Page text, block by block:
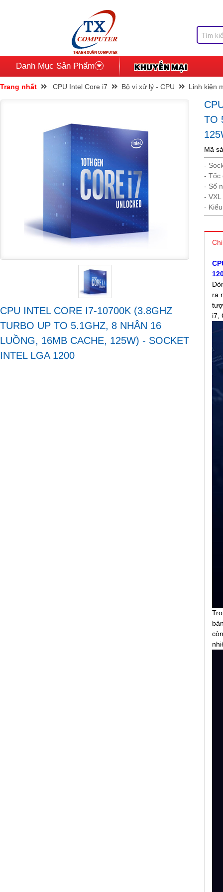
Danh Mục Sản Phẩm
Trang nhất CPU Intel Core i7 Bộ vi xử lý - CPU Linh kiện
CPU INTEL CORE I7-10700K (3.8GHZ
TURBO UP TO 5.1GHZ, 8 NHÂN 16
LUỒNG, 16MB CACHE, 125W) - SOCKET
INTEL LGA 1200
TO
Mã
-
- Tốc
- Số
-
-
ra
i7,